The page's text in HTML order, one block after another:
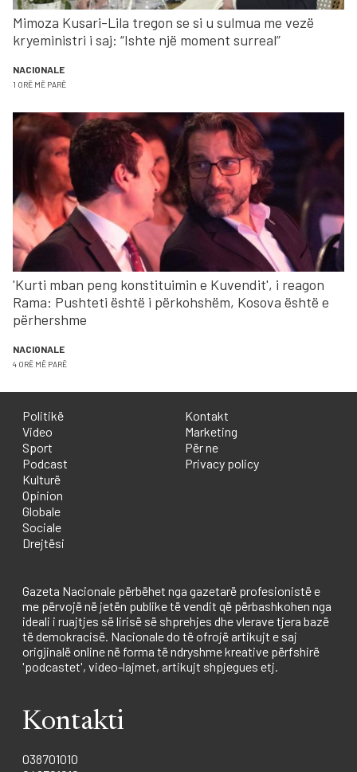
Mimoza Kusari-Lila tregon se si u sulmua me vezë
kryeministri i saj: “Ishte një moment surreal”
NACIONALE
1 ORË MË PARË
'Kurti mban peng konstituimin e Kuvendit', i reagon
Rama: Pushteti është i përkohshëm, Kosova është e
përhershme
NACIONALE
4 ORË MË PARË
Politikë
Video
Sport
Podcast
Kulturë
Opinion
Globale
Sociale
Drejtësi
Kontakt
Marketing
Për ne
Privacy policy
Gazeta Nacionale përbëhet nga gazetarë profesionistë e
me përvojë në jetën publike të vendit që përbashkohen nga
ideali i ruajtjes së lirisë së shprehjes dhe vlerave tjera bazë
të demokracisë. Nacionale do të ofrojë artikujt e saj
origjinalë online në forma të ndryshme kreative përfshirë
'podcastet', video-lajmet, artikujt shpjegues etj.
Kontakti
038701010